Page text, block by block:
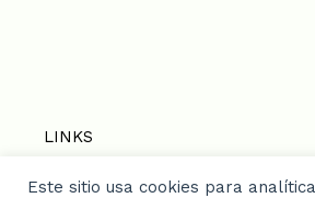
Este sitio usa cookies para
LINKS
Home